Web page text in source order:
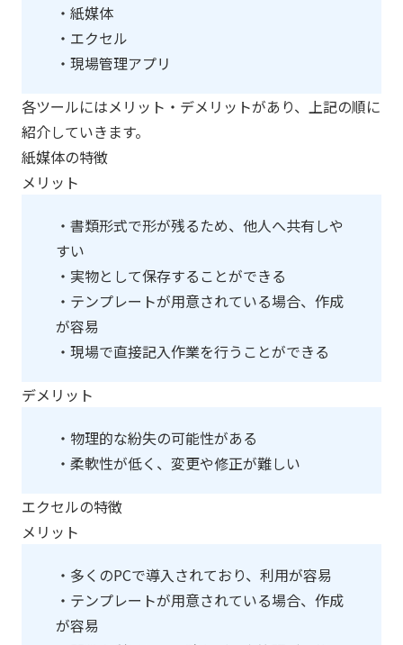
・紙媒体
・エクセル
・現場管理アプリ
各ツールにはメリット・デメリットがあり、上記の順に
紹介していきます。
紙媒体の特徴
メリット
・書類形式で形が残るため、他人へ共有しや
すい
・実物として保存することができる
・テンプレートが用意されている場合、作成
が容易
・現場で直接記入作業を行うことができる
デメリット
・物理的な紛失の可能性がある
・柔軟性が低く、変更や修正が難しい
エクセルの特徴
メリット
・多くのPCで導入されており、利用が容易
・テンプレートが用意されている場合、作成
が容易